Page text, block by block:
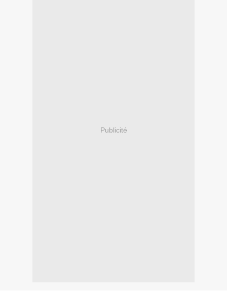
Publicité